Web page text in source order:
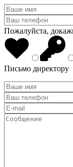
Пожалуйста,
Письмо директору